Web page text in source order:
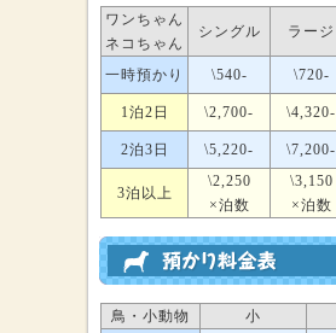
ワンちゃん
ネコちゃん
シングル ラージ
一時預かり \540- \720-
1泊2日 \2,700- \4,320-
2泊3日 \5,220- \7,200-
3泊以上
\2,250
×泊数
\3,150
×泊数
鳥・小動物 小